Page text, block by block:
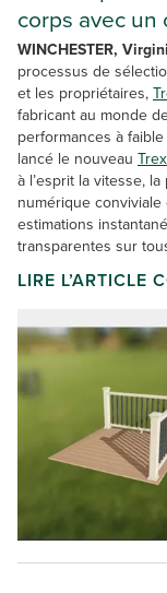
corps avec
WINCHESTER,
processus de
et les propriétaires,
fabricant au monde
performances à
lancé le nouveau
à l’esprit la vitesse,
numérique
estimations
transparentes sur
LIRE L’ARTICLE